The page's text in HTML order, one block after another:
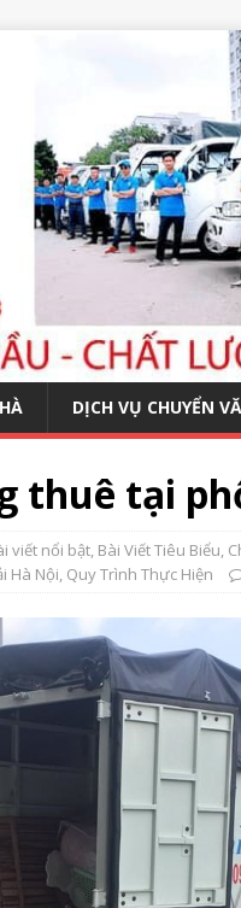
DỊCH VỤ CHUYỂN
thuê tại
viết nổi bật, Bài Viết Tiêu Biểu,
Hà Nội, Quy Trình Thực Hiện